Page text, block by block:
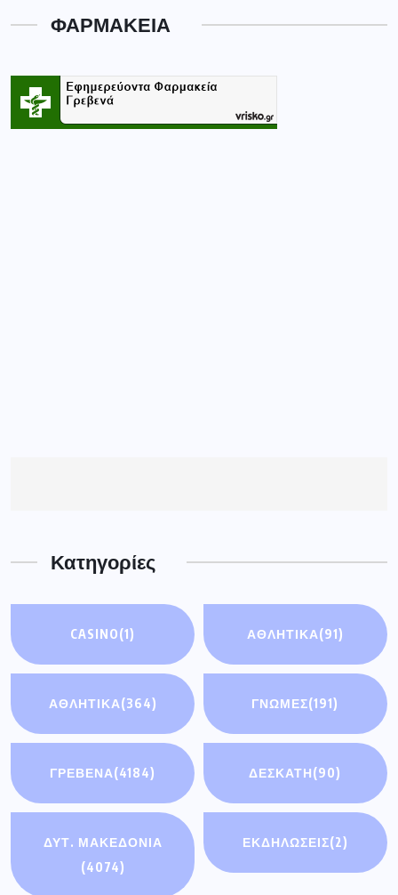
ΦΑΡΜΑΚΕΙΑ
Κατηγορίες
CASINO(1) ΑΘΛΗΤΙΚΆ(91)
ΑΘΛΗΤΙΚΑ(364) ΓΝΩΜΕΣ(191)
ΓΡΕΒΕΝΑ(4184) ΔΕΣΚΑΤΗ(90)
ΔΥΤ. ΜΑΚΕΔΟΝΙΑ
(4074)
ΕΚΔΗΛΩΣΕΙΣ(2)